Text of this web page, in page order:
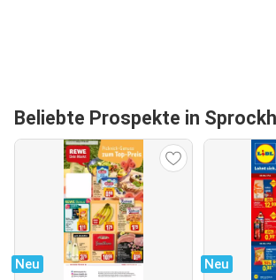
Beliebte Prospekte in
Neu Neu